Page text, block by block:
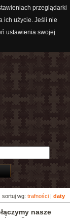
przeglądarki
ich użycie. Jeśli nie
ustawienia swojej
sortuj wg: trafności daty
nasze